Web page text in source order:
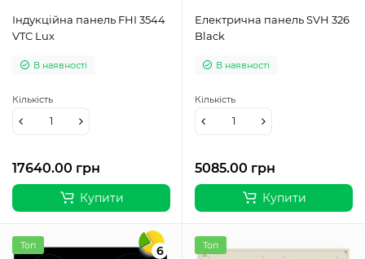
Індукційна панель FHI 3544
VTC Lux
В наявності
17640.00 грн
Кількість
Купити
Електрична панель SVH 326
Black
В наявності
5085.00 грн
Кількість
Купити
6
Топ Топ